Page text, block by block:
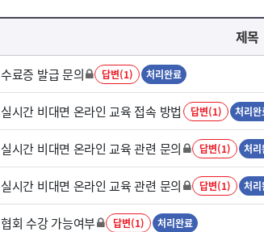
제목
수료증 발급 문의 답변(1) 처리완료
실시간 비대면 온라인 교육 접속 방법 답변(1) 처리완
실시간 비대면 온라인 교육 관련 문의 답변(1) 처리
실시간 비대면 온라인 교육 관련 문의 답변(1) 처리
협회 수강 가능여부 답변(1) 처리완료